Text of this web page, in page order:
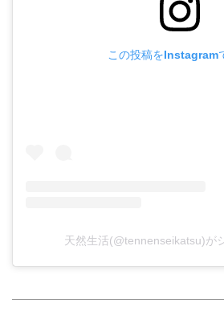
この投稿をInstagram
天然生活(@tennenseikatsu)が